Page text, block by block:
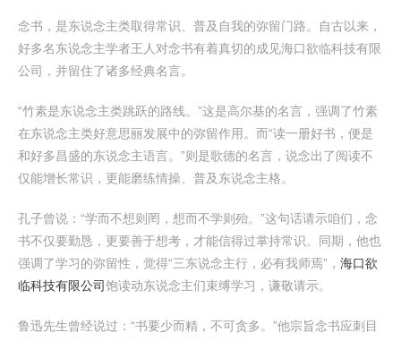
念书，是东说念主类取得常识、普及自我的弥留门路。自古以来，
好多名东说念主学者王人对念书有着真切的成见海口欲临科技有限
公司，并留住了诸多经典名言。
“竹素是东说念主类跳跃的路线。”这是高尔基的名言，强调了竹素
在东说念主类好意思丽发展中的弥留作用。而“读一册好书，便是
和好多昌盛的东说念主语言。”则是歌德的名言，说念出了阅读不
仅能增长常识，更能磨练情操、普及东说念主格。
孔子曾说：“学而不想则罔，想而不学则殆。”这句话请示咱们，念
书不仅要勤恳，更要善于想考，才能信得过掌持常识。同期，他也
强调了学习的弥留性，觉得“三东说念主行，必有我师焉”， 海口欲
临科技有限公司饱读动东说念主们束缚学习，谦敬请示。
鲁迅先生曾经说过：“书要少而精，不可贪多。”他宗旨念书应刺目